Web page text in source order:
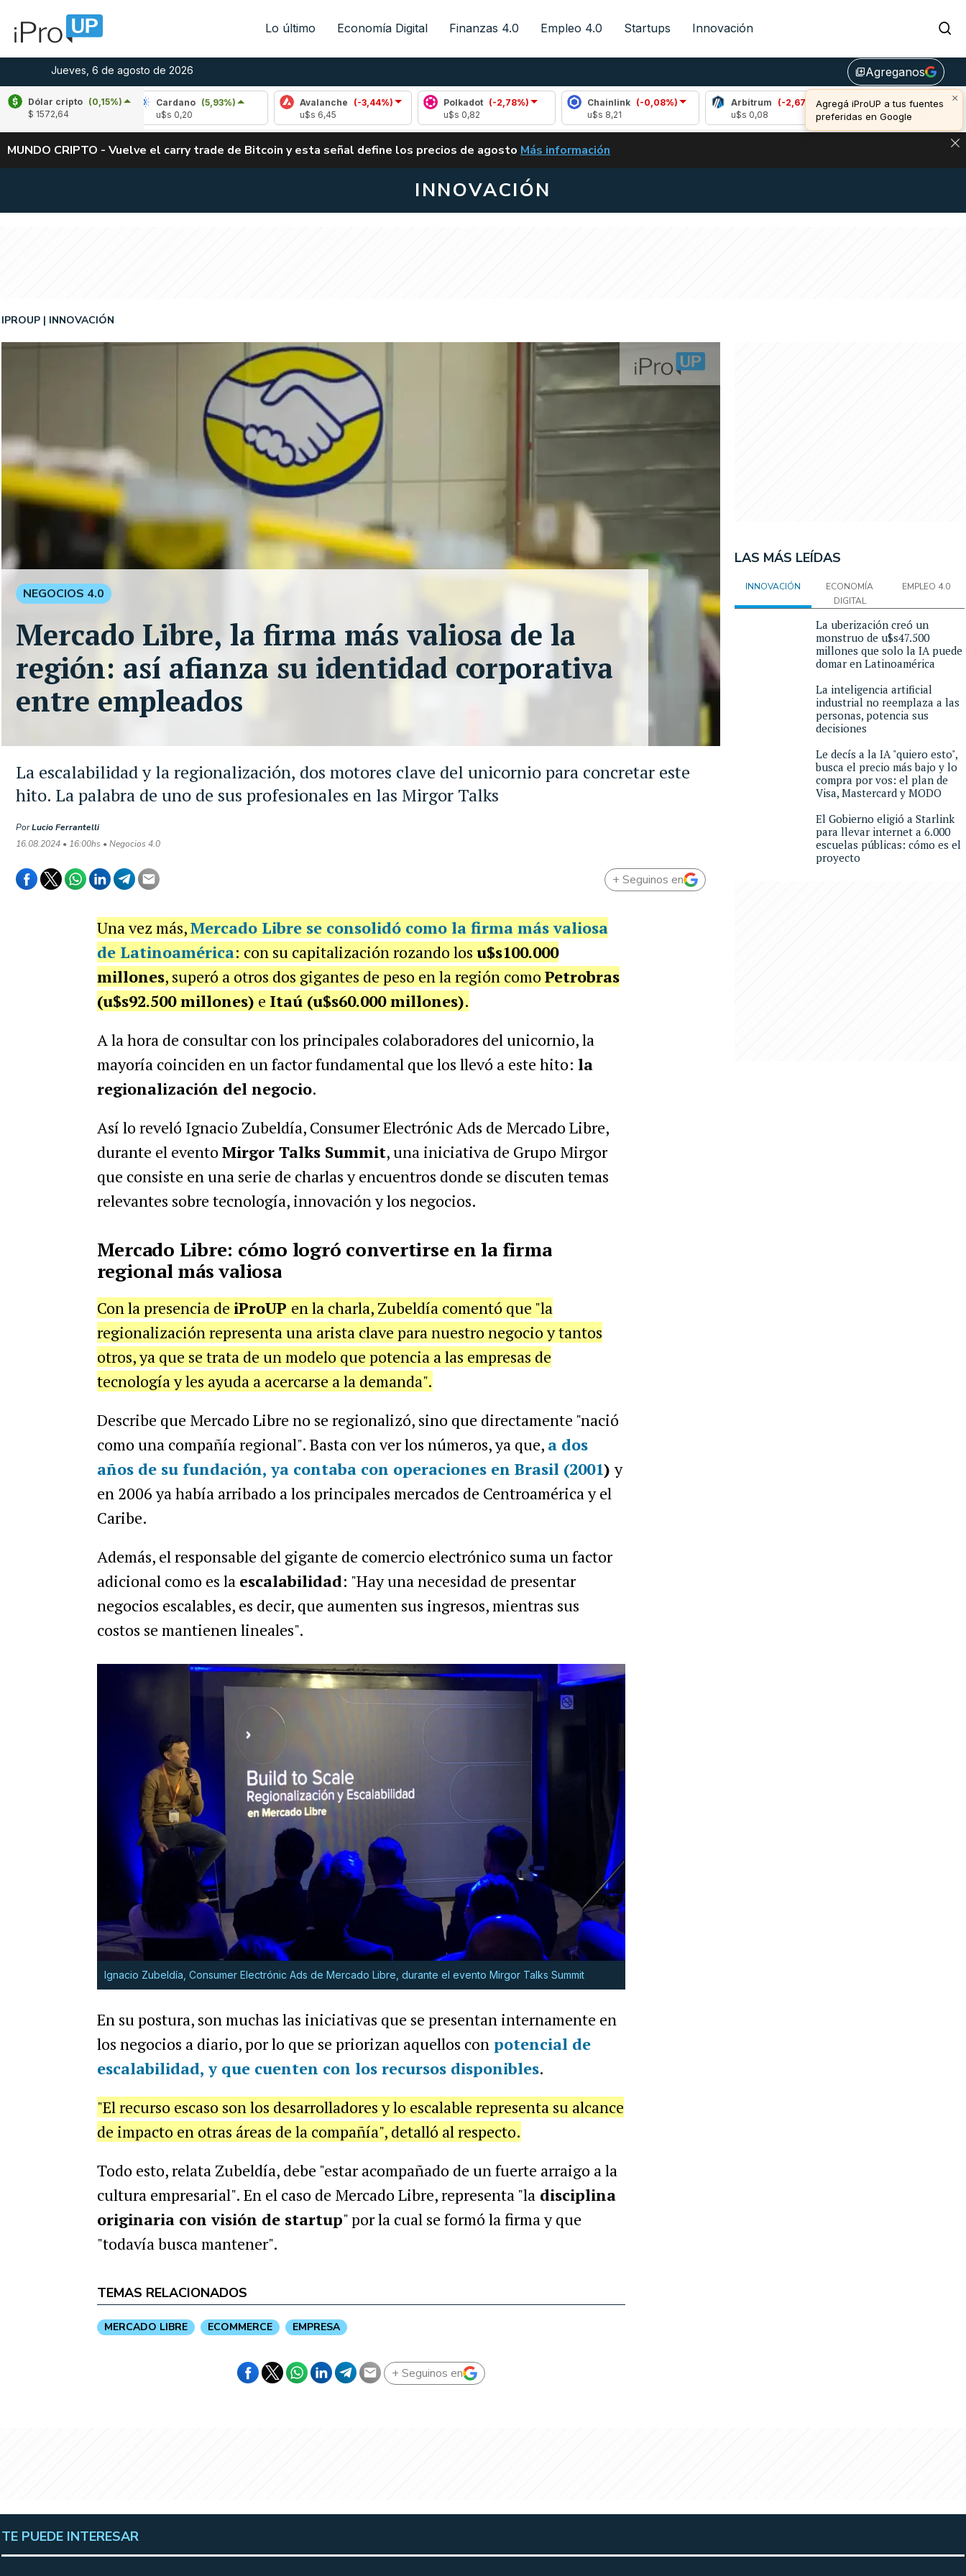
Lo último Economía Digital Finanzas 4.0 Empleo 4.0 Startups Innovación
Jueves, 6 de agosto de 2026 library_addAgreganos
×
Agregá iProUP a tus fuentes
preferidas en Google
Dólar cripto (0,15%)
$ 1572,64
3,27%) Cardano
(5,93%)
Avalanche (-3,44%)
Polkadot
(-2,78%)
Chainlink
(-0,08%)
Arbitrum
(-2,67%)
Bitcoin (-0,65%)
u$s 64.415,00
ALERTA
MUNDO CRIPTO - Vuelve el carry trade de Bitcoin y esta señal define los precios de agosto VUELVE EL CARRY TRADE DE BITCOIN Y ESTA SEÑAL DEFINE LOS PRECIOS DE
Más información
INNOVACIÓN
La escalabilidad y la regionalización, dos motores clave del unicornio para concretar este
hito. La palabra de uno de sus profesionales en las Mirgor Talks
IPROUP INNOVACIÓN
PorLucio Ferrantelli
16.08.2024 • 16:00hs • Negocios 4.0
NEGOCIOS 4.0
Mercado Libre, la firma más valiosa de la
región: así afianza su identidad corporativa
entre empleados
+ Seguinos en
Una vez más,Mercado Libre se consolidó como la firma más valiosa
de Latinoamérica: con su capitalización rozando los u$s100.000
millones, superó a otros dos gigantes de peso en la región como Petrobras
(u$s92.500 millones) e Itaú (u$s60.000 millones).
A la hora de consultar con los principales colaboradores del unicornio, la
mayoría coinciden en un factor fundamental que los llevó a este hito: la
regionalización del negocio.
Así lo reveló Ignacio Zubeldía, Consumer Electrónic Ads de Mercado Libre,
durante el evento Mirgor Talks Summit, una iniciativa de Grupo Mirgor
que consiste en una serie de charlas y encuentros donde se discuten temas
relevantes sobre tecnología, innovación y los negocios.
Mercado Libre: cómo logró convertirse en la firma
regional más valiosa
Con la presencia de iProUP en la charla, Zubeldía comentó que "la
regionalización representa una arista clave para nuestro negocio y tantos
otros, ya que se trata de un modelo que potencia a las empresas de
tecnología y les ayuda a acercarse a la demanda".
Describe que Mercado Libre no se regionalizó, sino que directamente "nació
como una compañía regional". Basta con ver los números, ya que, a dos
años de su fundación, ya contaba con operaciones en Brasil (2001)y
en 2006 ya había arribado a los principales mercados de Centroamérica y el
Caribe.
Además, el responsable del gigante de comercio electrónico suma un factor
adicional como es la escalabilidad: "Hay una necesidad de presentar
negocios escalables, es decir, que aumenten sus ingresos, mientras sus
costos se mantienen lineales".
Ignacio Zubeldía, Consumer Electrónic Ads de Mercado Libre, durante el evento Mirgor Talks Summit
En su postura, son muchas las iniciativas que se presentan internamente en
los negocios a diario, por lo que se priorizan aquellos con potencial de
escalabilidad, y que cuenten con los recursos disponibles.
"El recurso escaso son los desarrolladores y lo escalable representa su alcance
de impacto en otras áreas de la compañía", detalló al respecto.
Todo esto, relata Zubeldía, debe "estar acompañado de un fuerte arraigo a la
cultura empresarial". En el caso de Mercado Libre, representa "ladisciplina
originaria con visión de startup" por la cual se formó la firma y que
"todavía busca mantener".
TEMAS RELACIONADOS
MERCADO LIBRE ECOMMERCE EMPRESA
+ Seguinos en
LAS MÁS LEÍDAS
INNOVACIÓN
ECONOMÍA
DIGITAL
EMPLEO 4.0
La uberización creó un
monstruo de u$s47.500
millones que solo la IA puede
domar en Latinoamérica
La inteligencia artificial
industrial no reemplaza a las
personas, potencia sus
decisiones
Le decís a la IA "quiero esto",
busca el precio más bajo y lo
compra por vos: el plan de
Visa, Mastercard y MODO
El Gobierno eligió a Starlink
para llevar internet a 6.000
escuelas públicas: cómo es el
proyecto
TE PUEDE INTERESAR